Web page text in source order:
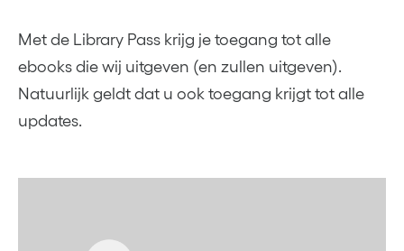
Met de Library Pass krijg je toegang tot alle
ebooks die wij uitgeven (en zullen uitgeven).
Natuurlijk geldt dat u ook toegang krijgt tot alle
updates.